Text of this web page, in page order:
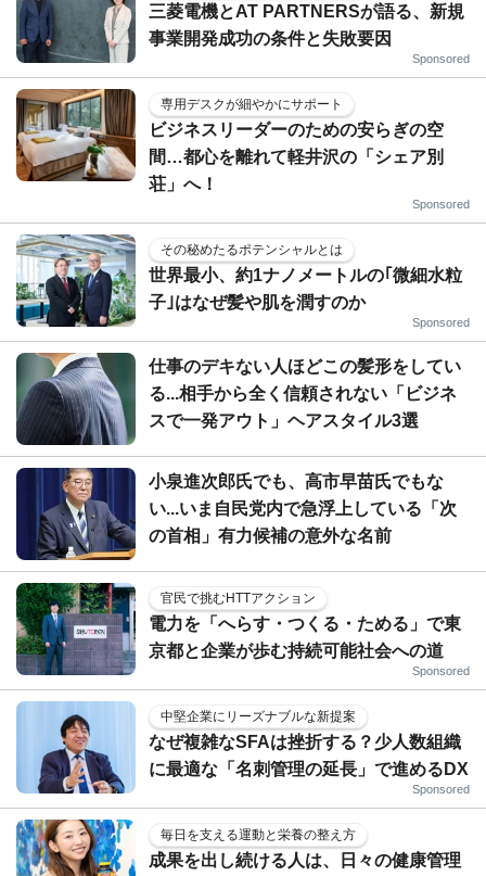
三菱電機とAT PARTNERSが語る、新規
事業開発成功の条件と失敗要因
Sponsored
専用デスクが細やかにサポート
ビジネスリーダーのための安らぎの空
間…都心を離れて軽井沢の「シェア別
荘」へ！
Sponsored
その秘めたるポテンシャルとは
世界最小、約1ナノメートルの｢微細水粒
子｣はなぜ髪や肌を潤すのか
Sponsored
仕事のデキない人ほどこの髪形をしてい
る...相手から全く信頼されない「ビジネ
スで一発アウト」ヘアスタイル3選
小泉進次郎氏でも、高市早苗氏でもな
い...いま自民党内で急浮上している「次
の首相」有力候補の意外な名前
官民で挑むHTTアクション
電力を「へらす・つくる・ためる」で東
京都と企業が歩む持続可能社会への道
Sponsored
中堅企業にリーズナブルな新提案
なぜ複雑なSFAは挫折する？少人数組織
に最適な「名刺管理の延長」で進めるDX
Sponsored
毎日を支える運動と栄養の整え方
成果を出し続ける人は、日々の健康管理